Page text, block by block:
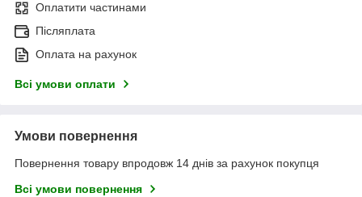
Оплатити частинами
Післяплата
Оплата на рахунок
Всі умови оплати
Умови повернення
Повернення товару впродовж 14 днів за рахунок покупця
Всі умови повернення